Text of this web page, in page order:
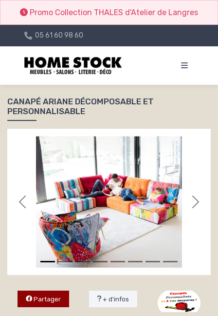
Promo Collection THALES d'Atelier de Langres
05 61 60 98 60
CANAPÉ ARIANE DÉCOMPOSABLE ET
PERSONNALISABLE
Partager + d'infos